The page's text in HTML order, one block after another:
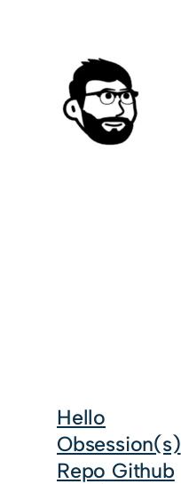
Hello
Obsession(s)
Repo Github